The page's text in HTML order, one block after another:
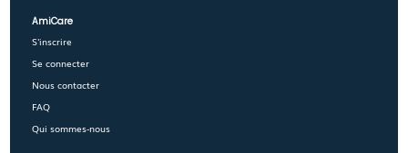
AmiCare
S'inscrire
Se connecter
Nous contacter
FAQ
Qui sommes-nous